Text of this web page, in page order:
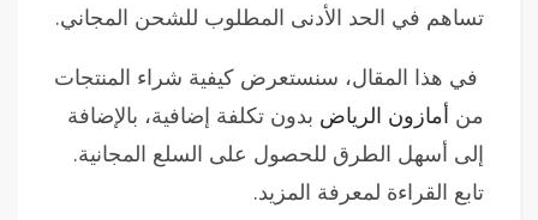
تساهم في الحد الأدنى المطلوب للشحن المجاني.
في هذا المقال، سنستعرض كيفية شراء المنتجات
من أمازون الرياض بدون تكلفة إضافية، بالإضافة
إلى أسهل الطرق للحصول على السلع المجانية.
تابع القراءة لمعرفة المزيد.